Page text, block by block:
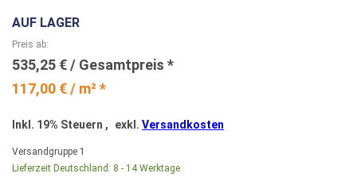
AUF LAGER
117,00 € / m² *
Preis ab
535,25 €
Inkl. 19% Steuern , exkl. Versandkosten
Versandgruppe 1
Lieferzeit Deutschland: 8 - 14 Werktage